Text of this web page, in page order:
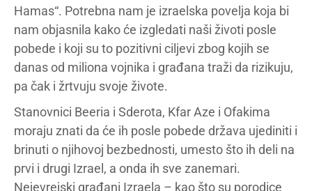
Hamas“. Potrebna nam je izraelska povelja koja bi
nam objasnila kako će izgledati naši životi posle
pobede i koji su to pozitivni ciljevi zbog kojih se
danas od miliona vojnika i građana traži da rizikuju,
pa čak i žrtvuju svoje živote.
Stanovnici Beeria i Sderota, Kfar Aze i Ofakima
moraju znati da će ih posle pobede država ujediniti i
brinuti o njihovoj bezbednosti, umesto što ih deli na
prvi i drugi Izrael, a onda ih sve zanemari.
Nejevrejski građani Izraela – kao što su porodice